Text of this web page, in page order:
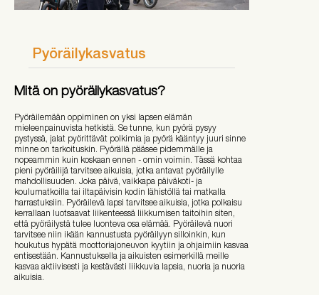
Pyöräilykasvatus
Mitä on pyöräilykasvatus?
Pyöräilemään oppiminen on yksi lapsen elämän
mieleenpainuvista hetkistä. Se tunne, kun pyörä pysyy
pystyssä, jalat pyörittävät polkimia ja pyörä kääntyy juuri sinne
minne on tarkoituskin. Pyörällä pääsee pidemmälle ja
nopeammin kuin koskaan ennen - omin voimin. Tässä kohtaa
pieni pyöräilijä tarvitsee aikuisia, jotka antavat pyöräilylle
mahdollisuuden. Joka päivä, vaikkapa päiväkoti- ja
koulumatkoilla tai iltapäivisin kodin lähistöllä tai matkalla
harrastuksiin. Pyöräilevä lapsi tarvitsee aikuisia, jotka polkaisu
kerrallaan luotsaavat liikenteessä liikkumisen taitoihin siten,
että pyöräilystä tulee luonteva osa elämää. Pyöräilevä nuori
tarvitsee niin ikään kannustusta pyöräilyyn silloinkin, kun
houkutus hypätä moottoriajoneuvon kyytiin ja ohjaimiin kasvaa
entisestään. Kannustuksella ja aikuisten esimerkillä meille
kasvaa aktiivisesti ja kestävästi liikkuvia lapsia, nuoria ja nuoria
aikuisia.